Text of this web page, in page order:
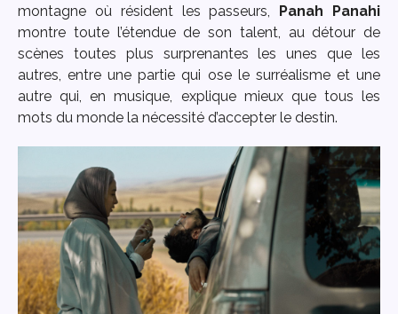
montagne où résident les passeurs, Panah Panahi
montre toute l’étendue de son talent, au détour de
scènes toutes plus surprenantes les unes que les
autres, entre une partie qui ose le surréalisme et une
autre qui, en musique, explique mieux que tous les
mots du monde la nécessité d’accepter le destin.